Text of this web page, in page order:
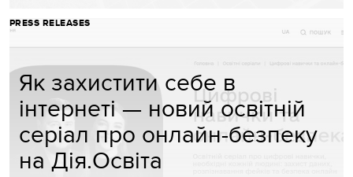
PRESS RELEASES
Як захистити себе в
інтернеті — новий освітній
серіал про онлайн-безпеку
на Дія.Освіта